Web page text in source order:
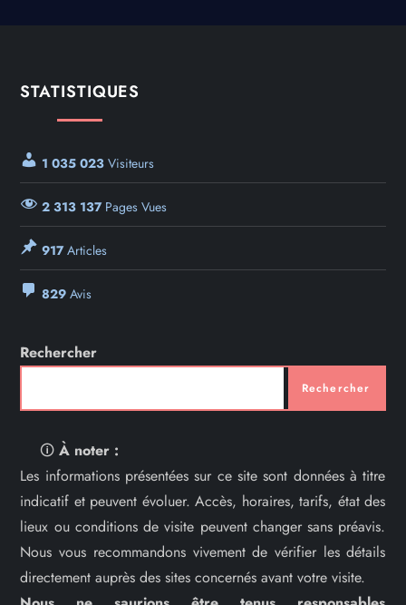
STATISTIQUES
1 035 023 Visiteurs
2 313 137Pages Vues
917Articles
829 Avis
Rechercher
Rechercher
🛈À noter :
Les informations présentées sur ce site sont données à titre
indicatif et peuvent évoluer. Accès, horaires, tarifs, état des
lieux ou conditions de visite peuvent changer sans préavis.
Nous vous recommandons vivement de vérifier les détails
directement auprès des sites concernés avant votre visite.